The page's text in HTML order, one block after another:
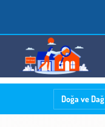
Doğa ve Dağ